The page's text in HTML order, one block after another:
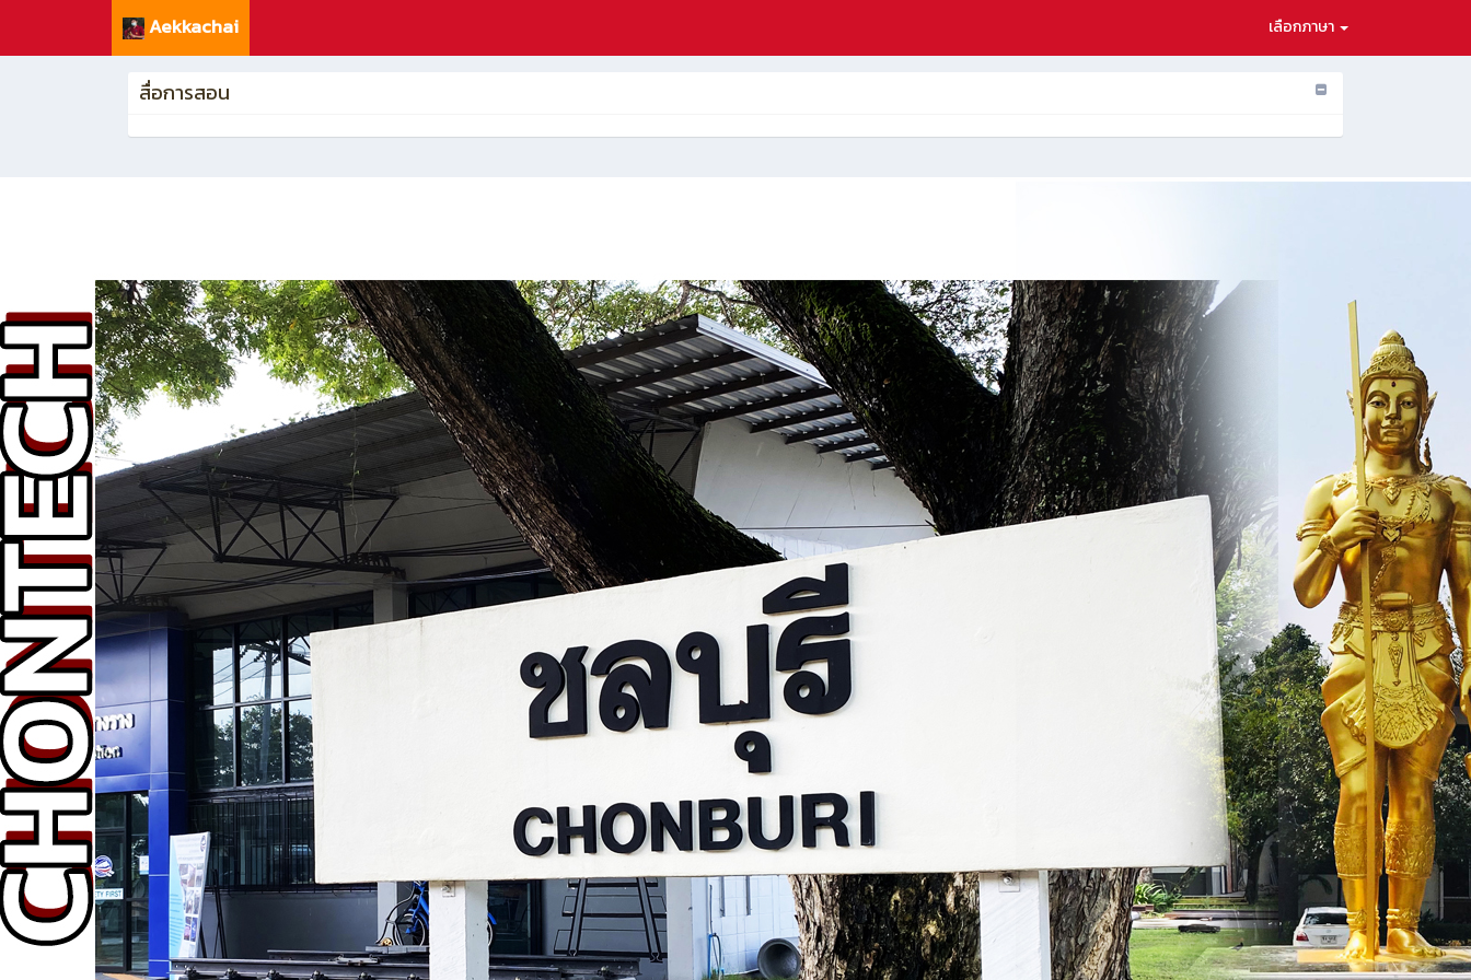
Aekkachai เลือกภาษา
สื่อการสอน